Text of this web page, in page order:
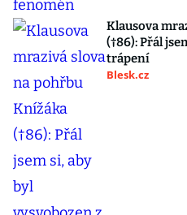
Klausova
(†86): Přál
trápení
Blesk.cz